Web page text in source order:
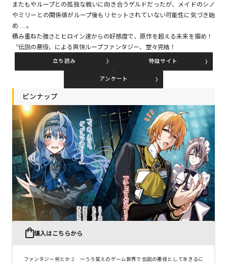
またもやループとの孤独な戦いに向き合うゲルドだったが、メイドのシノ
やミリーとの関係値がループ後もリセットされていない可能性に気づき始
め……。
積み重ねた強さとヒロイン達からの好感度で、原作を超える未来を掴め！
〝伝説の悪役〟による爽快ループファンタジー、堂々完結！
立ち読み 特設サイト
アンケート
ピンナップ
購入はこちらから
ファンタジー何とか 2 ～うろ覚えのゲーム世界で伝説の悪役として生きるに